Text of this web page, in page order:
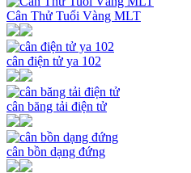
Cân Thử Tuổi Vàng MLT
cân điện tử ya 102
cân băng tải điện tử
cân bồn dạng đứng